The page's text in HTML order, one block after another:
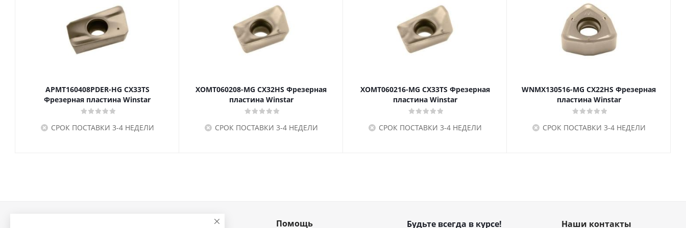
APMT160408PDER-HG CX33TS
Фрезерная пластина Winstar
СРОК ПОСТАВКИ 3-4 НЕДЕЛИ
XOMT060208-MG CX32HS Фрезерная
пластина Winstar
СРОК ПОСТАВКИ 3-4 НЕДЕЛИ
XOMT060216-MG CX33TS Фрезерная
пластина Winstar
СРОК ПОСТАВКИ 3-4 НЕДЕЛИ
WNMX130516-MG CX22HS Фрезерная
пластина Winstar
СРОК ПОСТАВКИ 3-4 НЕДЕЛИ
Помощь Будьте всегда в курсе! Наши контакты